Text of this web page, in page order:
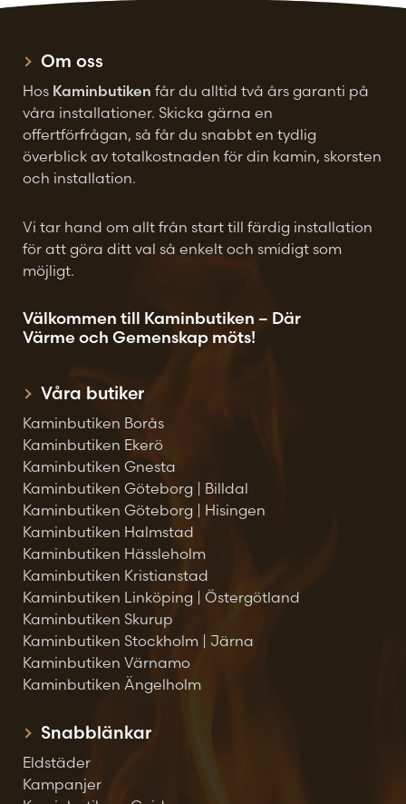
produktsidan
Om oss
Hos Kaminbutiken får du alltid två års garanti på
våra installationer. Skicka gärna en
offertförfrågan, så får du snabbt en tydlig
överblick av totalkostnaden för din kamin, skorsten
och installation.
Vi tar hand om allt från start till färdig installation
för att göra ditt val så enkelt och smidigt som
möjligt.
Välkommen till Kaminbutiken – Där
Värme och Gemenskap möts!
Våra butiker
Kaminbutiken Borås
Kaminbutiken Ekerö
Kaminbutiken Gnesta
Kaminbutiken Göteborg | Billdal
Kaminbutiken Göteborg | Hisingen
Kaminbutiken Halmstad
Kaminbutiken Hässleholm
Kaminbutiken Kristianstad
Kaminbutiken Linköping | Östergötland
Kaminbutiken Skurup
Kaminbutiken Stockholm | Järna
Kaminbutiken Värnamo
Kaminbutiken Ängelholm
Snabblänkar
Eldstäder
Kampanjer